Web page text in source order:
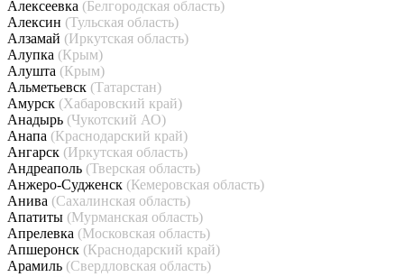
Алексеевка (Белгородская область)
Алексин (Тульская область)
Алзамай (Иркутская область)
Алупка (Крым)
Алушта (Крым)
Альметьевск (Татарстан)
Амурск (Хабаровский край)
Анадырь (Чукотский АО)
Анапа (Краснодарский край)
Ангарск (Иркутская область)
Андреаполь (Тверская область)
Анжеро-Судженск (Кемеровская область)
Анива (Сахалинская область)
Апатиты (Мурманская область)
Апрелевка (Московская область)
Апшеронск (Краснодарский край)
Арамиль (Свердловская область)